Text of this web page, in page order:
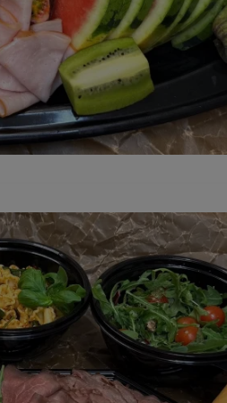
Bröd, skinka sallad med mer.